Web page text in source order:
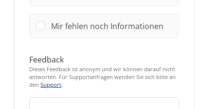
Mir fehlen noch Informationen
Feedback
Dieses Feedback ist anonym und wir können darauf nicht
antworten. Für Supportanfragen wenden Sie sich bitte an
denSupport.